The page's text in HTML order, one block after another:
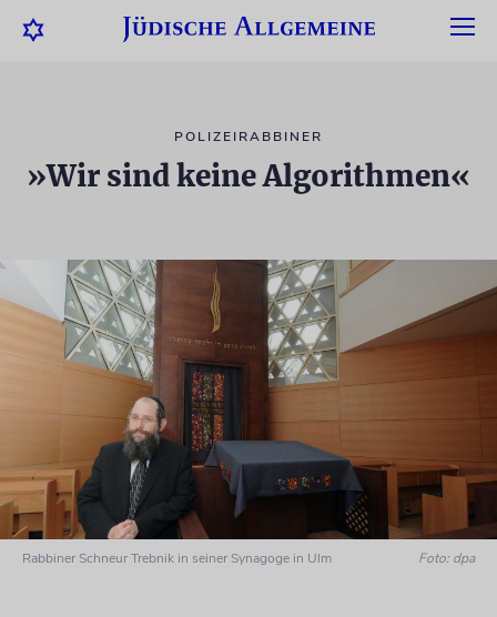
POLIZEIRABBINER
»Wir sind keine Algorithmen«
Rabbiner Schneur Trebnik in seiner Synagoge in Ulm Foto: dpa